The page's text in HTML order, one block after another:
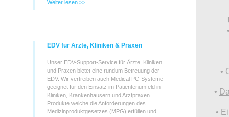
Weiter lesen >>
EDV für Ärzte, Kliniken & Praxen
Unser EDV-Support-Service für Ärzte, Kliniken
und Praxen bietet eine rundum Betreuung der
EDV. Wir vertreiben auch Medical PC-Systeme
geeignet für den Einsatz im Patientenumfeld in
Kliniken, Krankenhäusern und Arztpraxen.
Produkte welche die Anforderungen des
Medizinproduktgesetzes (MPG) erfüllen und
•
•
•